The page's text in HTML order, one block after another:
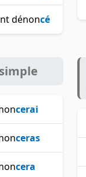
dénoncé
cerai
ceras
cera